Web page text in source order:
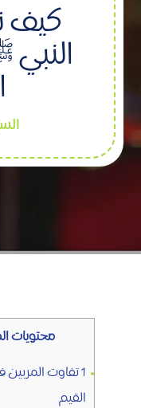
كيف
السبت 3
محتويات
1تفاوت
القيم